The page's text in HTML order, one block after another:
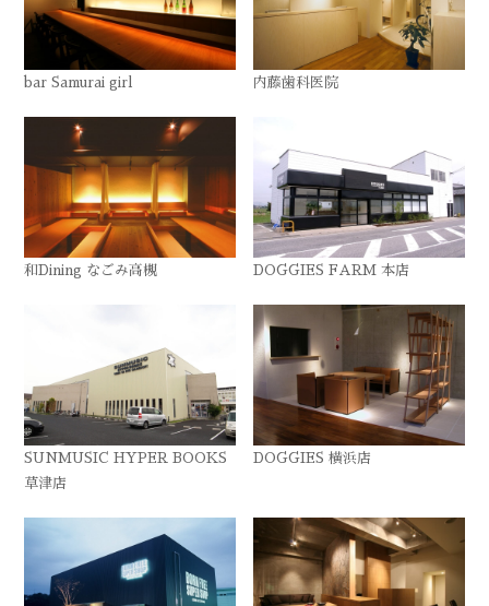
bar Samurai girl 内藤歯科医院
和Dining なごみ高槻 DOGGIES FARM 本店
SUNMUSIC HYPER BOOKS
草津店
DOGGIES 横浜店